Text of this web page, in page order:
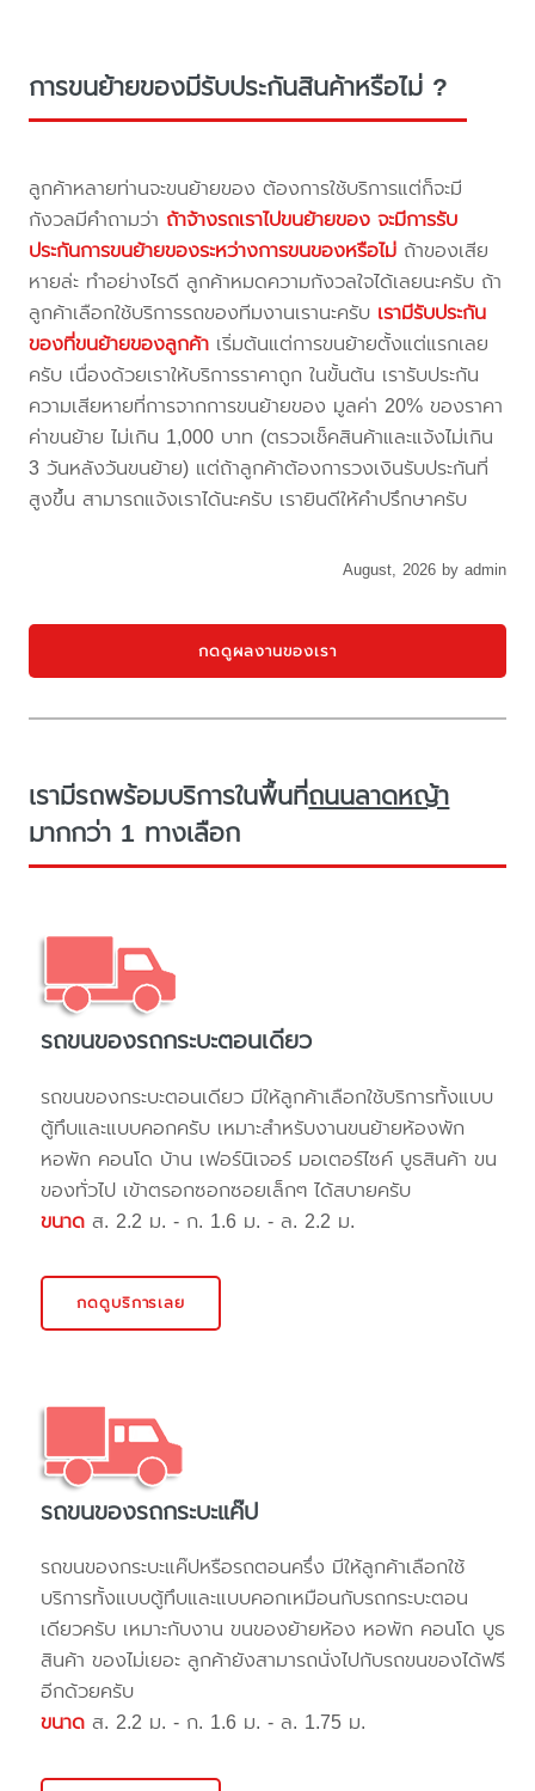
การขนย้ายของมีรับประกันสินค้าหรือไม่ ?
ลูกค้าหลายท่านจะขนย้ายของ ต้องการใช้บริการแต่ก็จะมี
กังวลมีคำถามว่า ถ้าจ้างรถเราไปขนย้ายของ จะมีการรับ
ประกันการขนย้ายของระหว่างการขนของหรือไม่ ถ้าของเสีย
หายล่ะ ทำอย่างไรดี ลูกค้าหมดความกังวลใจได้เลยนะครับ ถ้า
ลูกค้าเลือกใช้บริการรถของทีมงานเรานะครับ เรามีรับประกัน
ของที่ขนย้ายของลูกค้า เริ่มต้นแต่การขนย้ายตั้งแต่แรกเลย
ครับ เนื่องด้วยเราให้บริการราคาถูก ในขั้นต้น เรารับประกัน
ความเสียหายที่การจากการขนย้ายของ มูลค่า 20% ของราคา
ค่าขนย้าย ไม่เกิน 1,000 บาท (ตรวจเช็คสินค้าและแจ้งไม่เกิน
3 วันหลังวันขนย้าย) แต่ถ้าลูกค้าต้องการวงเงินรับประกันที่
สูงขึ้น สามารถแจ้งเราได้นะครับ เรายินดีให้คำปรึกษาครับ
August, 2026 by admin
กดดูผลงานของเรา
เรามีรถพร้อมบริการในพื้นที่ถนนลาดหญ้า
มากกว่า 1 ทางเลือก
รถขนของรถกระบะตอนเดียว
รถขนของกระบะตอนเดียว มีให้ลูกค้าเลือกใช้บริการทั้งแบบ
ตู้ทึบและแบบคอกครับ เหมาะสำหรับงานขนย้ายห้องพัก
หอพัก คอนโด บ้าน เฟอร์นิเจอร์ มอเตอร์ไซค์ บูธสินค้า ขน
ของทั่วไป เข้าตรอกซอกซอยเล็กๆ ได้สบายครับ
ขนาด ส. 2.2 ม. - ก. 1.6 ม. - ล. 2.2 ม.
กดดูบริการเลย
รถขนของรถกระบะแค๊ป
รถขนของกระบะแค๊ปหรือรถตอนครึ่ง มีให้ลูกค้าเลือกใช้
บริการทั้งแบบตู้ทึบและแบบคอกเหมือนกับรถกระบะตอน
เดียวครับ เหมาะกับงาน ขนของย้ายห้อง หอพัก คอนโด บูธ
สินค้า ของไม่เยอะ ลูกค้ายังสามารถนั่งไปกับรถขนของได้ฟรี
อีกด้วยครับ
ขนาด ส. 2.2 ม. - ก. 1.6 ม. - ล. 1.75 ม.